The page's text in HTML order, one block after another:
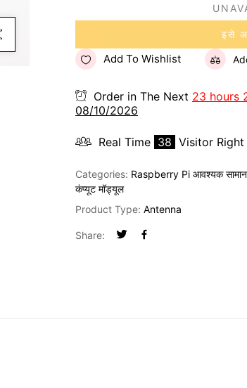
To Enlarge इसे
Add To Wishlist
Order in The Next 23 hours
08/10/2026
Real Time 38 Visitor
Categories: Raspberry Pi आवश्यक सामान
कंप्यूट मॉड्यूल
Product Type: Antenna
Share: